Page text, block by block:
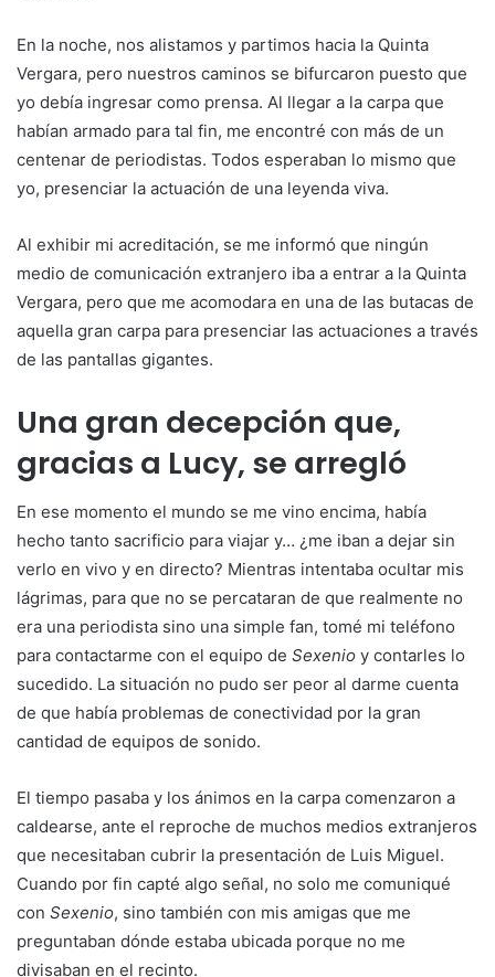
En la noche, nos alistamos y partimos hacia la Quinta
Vergara, pero nuestros caminos se bifurcaron puesto que
yo debía ingresar como prensa. Al llegar a la carpa que
habían armado para tal fin, me encontré con más de un
centenar de periodistas. Todos esperaban lo mismo que
yo, presenciar la actuación de una leyenda viva.
Al exhibir mi acreditación, se me informó que ningún
medio de comunicación extranjero iba a entrar a la Quinta
Vergara, pero que me acomodara en una de las butacas de
aquella gran carpa para presenciar las actuaciones a través
de las pantallas gigantes.
Una gran decepción que,
gracias a Lucy, se arregló
En ese momento el mundo se me vino encima, había
hecho tanto sacrificio para viajar y… ¿me iban a dejar sin
verlo en vivo y en directo? Mientras intentaba ocultar mis
lágrimas, para que no se percataran de que realmente no
era una periodista sino una simple fan, tomé mi teléfono
para contactarme con el equipo de Sexenio y contarles lo
sucedido. La situación no pudo ser peor al darme cuenta
de que había problemas de conectividad por la gran
cantidad de equipos de sonido.
El tiempo pasaba y los ánimos en la carpa comenzaron a
caldearse, ante el reproche de muchos medios extranjeros
que necesitaban cubrir la presentación de Luis Miguel.
Cuando por fin capté algo señal, no solo me comuniqué
con Sexenio, sino también con mis amigas que me
preguntaban dónde estaba ubicada porque no me
divisaban en el recinto.